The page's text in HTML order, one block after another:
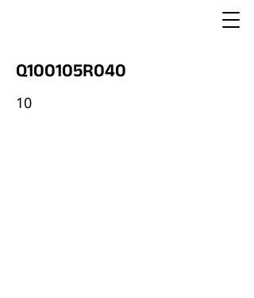
Q100105R040
10